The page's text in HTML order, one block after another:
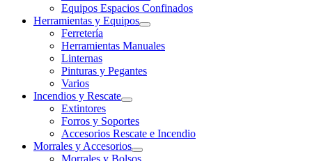
Equipos Espacios Confinados
Herramientas y Equipos
Ferretería
Herramientas Manuales
Linternas
Pinturas y Pegantes
Varios
Incendios y Rescate
Extintores
Forros y Soportes
Accesorios Rescate e Incendio
Morrales y Accesorios
Morrales y Bolsos